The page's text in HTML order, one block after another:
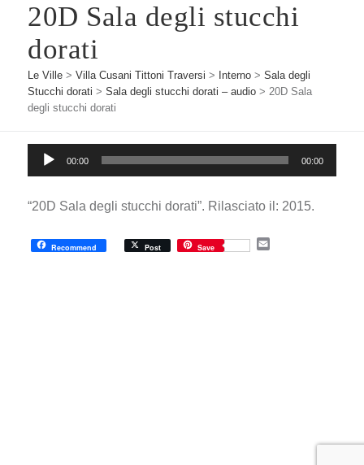
20D Sala degli stucchi
dorati
Le Ville >Villa Cusani Tittoni Traversi > Interno >Sala degli
Stucchi dorati >Sala degli stucchi dorati – audio >20D Sala
degli stucchi dorati
Player
00:00 00:00
“20D Sala degli stucchi dorati”. Rilasciato il: 2015.
Recommend Post Save